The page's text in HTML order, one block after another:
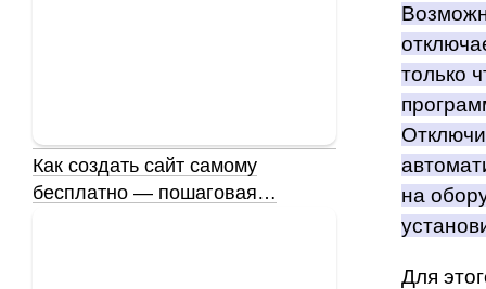
только
на
Для
Как создать сайт самому
бесплатно — пошаговая…